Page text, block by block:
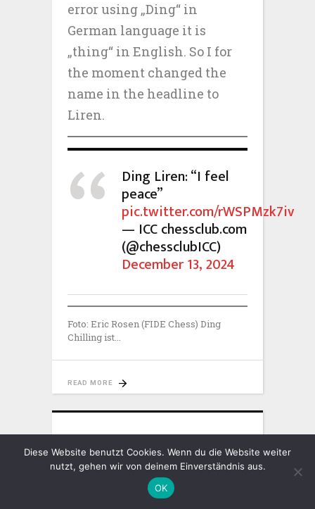
error using „Ding“ in
German language it is
„thing“ in English. So I for
the moment changed the
name in the headline to
Liren.
Ding Liren: “I feel
peace”
pic.twitter.com/rWSPMzk7iv
— ICC chessclub.com
(@chessclubICC)
December 13, 2024
Foto: Eric Rosen (FIDE Chess) Ding
Chilling ist
READ MORE
Diese Website benutzt Cookies. Wenn du die Website weiter
nutzt, gehen wir von deinem Einverständnis aus.
OK